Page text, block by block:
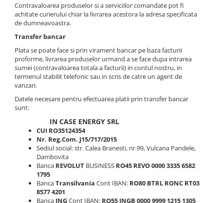
Invertoare on-grid Sungrow
Statii de reincarcare Sungrow
Victron Energy
MPPT
Accesorii Victron
Acumulatori Victron
Statii de reincarcare Victron
HV
US
SMA
Sungrow
SBH
SBR battery
Accesorii stocare
Cabluri aluminiu coaxial
bransament
Cabluri aluminiu torsadat/aerian
Cabluri energie joasa tensiune -
cupru
Cabluri cupru coaxial bransament
Cabluri cupru flexibil
Cabluri cupru nearmat
Cabluri cupru rezistente la foc
Cabluri flexibile
Cabluri flexibile plate
Cabluri medie tensiune
Cabluri medie tensiune aluminiu
Cutie ABS modulara
Doze
Doze aparat
Jgheaburi
Jgheab metalic perforat
Jgheab tip sarma
Tablou metalic
Tablou organizare santier echipat
Tablou organizare santier necablat
Tub flexibil
Tub flexibil dublu perete (corugata)
Tub flexibil metalic
Intrerupatoare automate
AFDD
Intrerupatoare automate de putere
Intrerupatoare automate
diferentiale
Intrerupatoare automate modulare
Separator sarcina
Relee
Releu monitorizare tensiune
Separator fuzibil
Separator fuzibil aplicatii
fotovoltaice
Sigurante fuzibile
Aplica LED
Corpuri solare
Corpuri solare decorative
Iluminat festiv
Instalatii sarbatori
Lanterne
Stalpi de iluminat
Contravaloarea produselor si a serviciilor comandate pot fi
achitate curierului chiar la livrarea acestora la adresa specificata
de dumneavoastra.
Transfer bancar
Plata se poate face si prin virament bancar pe baza facturii
proforme, livrarea produselor urmand a se face dupa intrarea
sumei (contravaloarea totala a facturii) in contul nostru, in
termenul stabilit telefonic sau in scris de catre un agent de
vanzari.
Datele necesare pentru efectuarea platii prin transfer bancar
sunt:
IN CASE ENERGY SRL
CUI RO35124354
Nr. Reg.Com. J15/717/2015
Sediul social: str. Calea Branesti, nr.99, Vulcana Pandele,
Dambovita
Banca REVOLUT BUSINESS RO45 REVO 0000 3335 6582
1795
BancaTransilvania Cont IBAN: RO80 BTRL RONC RT03
8577 4201
Banca INGCont IBAN: RO55 INGB 0000 9999 1215 1305